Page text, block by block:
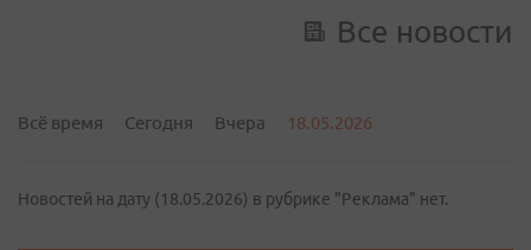
Все новости
Всё время Сегодня Вчера 18.05.2026
Новостей на дату (18.05.2026) в рубрике "Реклама" нет.